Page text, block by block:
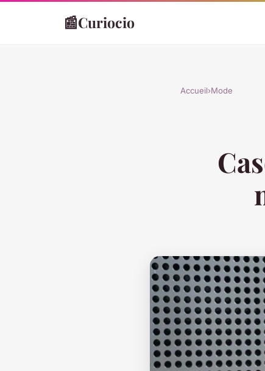
📰Curiocio
Accueil›Mode